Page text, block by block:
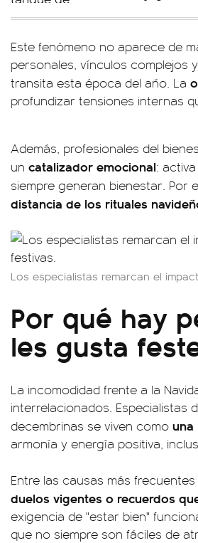
Este fenómeno no aparece de
personales, vínculos complejos
transita esta época del año. La
profundizar tensiones internas
Además, profesionales del
un catalizador emocional:
siempre generan bienestar. Por
distancia de los rituales
Los especialistas remarcan el
Por qué hay
les gusta
La incomodidad frente a la
interrelacionados. Especialistas
decembrinas se viven como una
armonía y energía positiva,
Entre las causas más
duelos vigentes o recuerdos
exigencia de "estar bien"
que no siempre son fáciles de